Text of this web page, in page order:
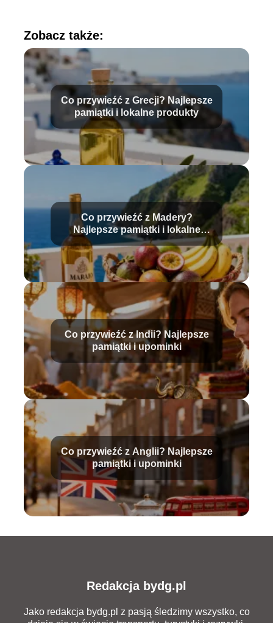
Zobacz także:
Co przywieźć z Grecji? Najlepsze
pamiątki i lokalne produkty
Co przywieźć z Madery?
Najlepsze pamiątki i lokalne
produkty
Co przywieźć z Indii? Najlepsze
pamiątki i upominki
Co przywieźć z Anglii? Najlepsze
pamiątki i upominki
Redakcja bydg.pl
Jako redakcja bydg.pl z pasją śledzimy wszystko, co